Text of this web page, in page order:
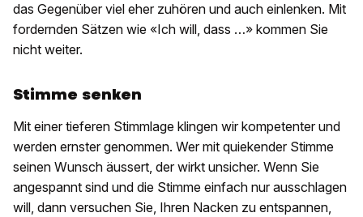
das Gegenüber viel eher zuhören und auch einlenken. Mit
fordernden Sätzen wie «Ich will, dass …» kommen Sie
nicht weiter.
Stimme senken
Mit einer tieferen Stimmlage klingen wir kompetenter und
werden ernster genommen. Wer mit quiekender Stimme
seinen Wunsch äussert, der wirkt unsicher. Wenn Sie
angespannt sind und die Stimme einfach nur ausschlagen
will, dann versuchen Sie, Ihren Nacken zu entspannen,